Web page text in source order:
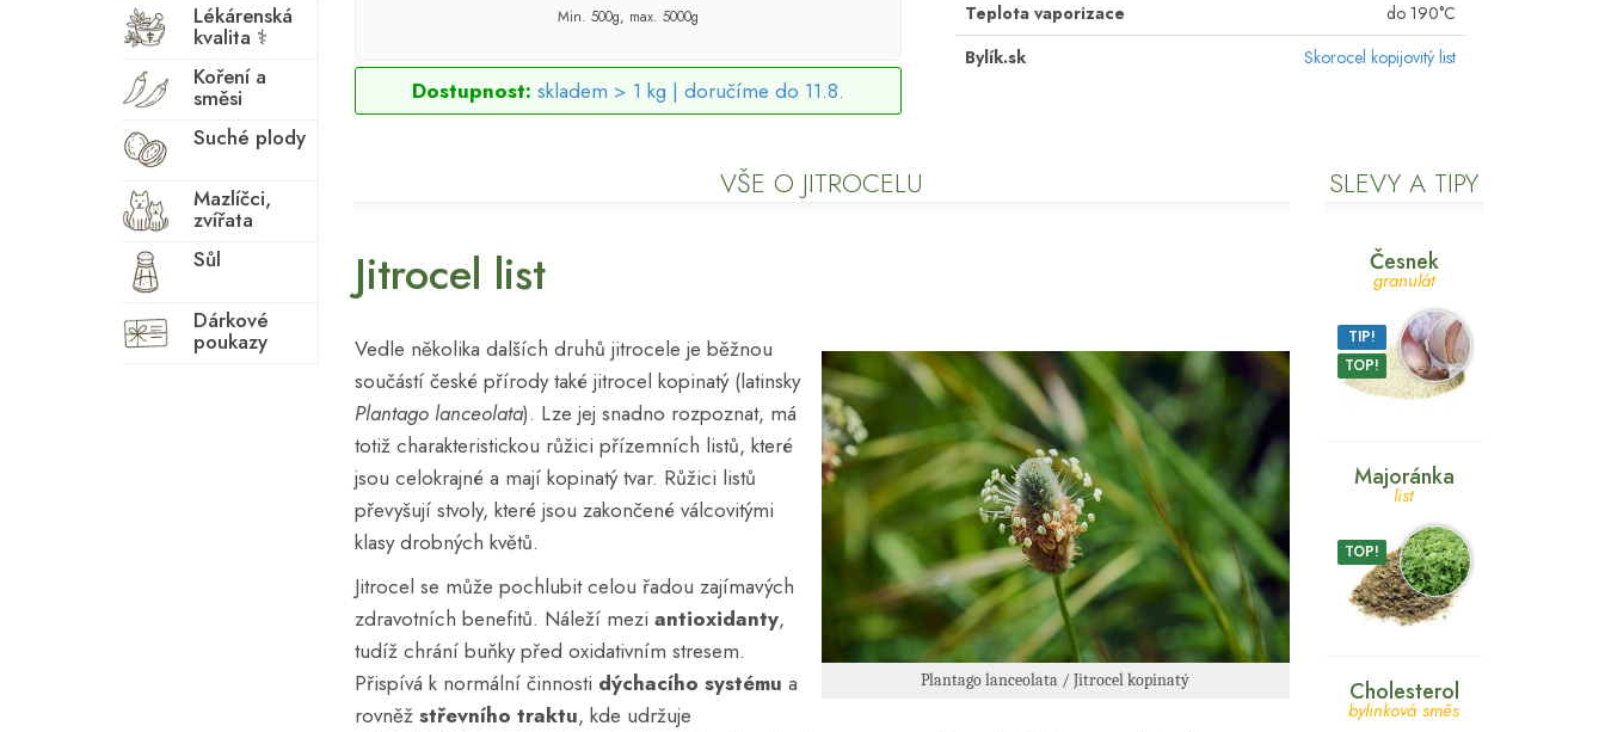
Lékárenská
kvalita ⚕
Koření a
směsi
Suché plody
Mazlíčci,
zvířata
Sůl
Dárkové
poukazy
Min. 500g, max. 5000g
Dostupnost: skladem > 1 kg | doručíme do 11.8.
Teplota vaporizace
do 190°C
Bylík.sk
Skorocel kopijovitý list
VŠE O JITROCELU
Jitrocel list
Plantago lanceolata / Jitrocel kopinatý
Vedle několika dalších druhů jitrocele je běžnou
součástí české přírody také jitrocel kopinatý (latinsky
Plantago lanceolata). Lze jej snadno rozpoznat, má
totiž charakteristickou růžici přízemních listů, které
jsou celokrajné a mají kopinatý tvar. Růžici listů
převyšují stvoly, které jsou zakončené válcovitými
klasy drobných květů.
Jitrocel se může pochlubit celou řadou zajímavých
zdravotních benefitů. Náleží mezi antioxidanty,
tudíž chrání buňky před oxidativním stresem.
Přispívá k normální činnosti dýchacího systému a
rovněž střevního traktu, kde udržuje
SLEVY A TIPY
Česnek
granulát
TIP!
TOP!
Majoránka
list
TOP!
Cholesterol
bylinková směs